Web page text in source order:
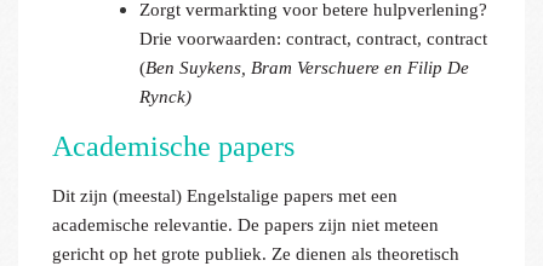
Zorgt vermarkting voor betere hulpverlening?
Drie voorwaarden: contract, contract, contract
(Ben Suykens, Bram Verschuere en Filip De
Rynck)
Academische papers
Dit zijn (meestal) Engelstalige papers met een
academische relevantie. De papers zijn niet meteen
gericht op het grote publiek. Ze dienen als theoretisch